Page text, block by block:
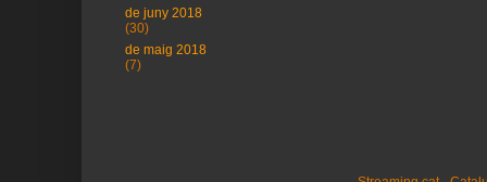
de juny 2018
(30)
de maig 2018
(7)